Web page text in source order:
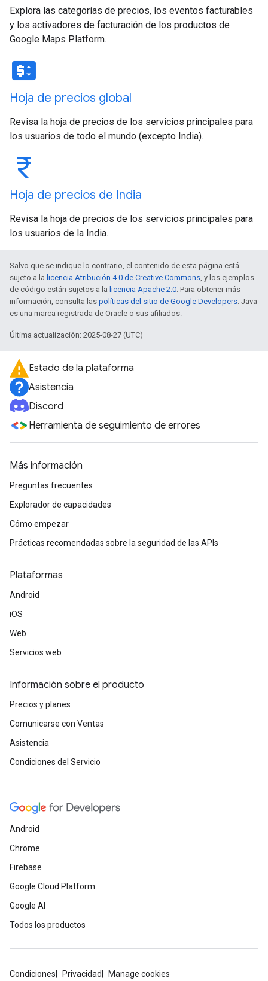
Explora las categorías de precios, los eventos facturables
y los activadores de facturación de los productos de
Google Maps Platform.
price_change
Hoja de precios global
Revisa la hoja de precios de los servicios principales para
los usuarios de todo el mundo (excepto India).
currency_rupee
Hoja de precios de India
Revisa la hoja de precios de los servicios principales para
los usuarios de la India.
Salvo que se indique lo contrario, el contenido de esta página está
sujeto a la licencia Atribución 4.0 de Creative Commons, y los ejemplos
de código están sujetos a la licencia Apache 2.0. Para obtener más
información, consulta las políticas del sitio de Google Developers. Java
es una marca registrada de Oracle o sus afiliados.
Última actualización: 2025-08-27 (UTC)
Estado de la plataforma
Asistencia
Discord
Herramienta de seguimiento de errores
Más información
Preguntas frecuentes
Explorador de capacidades
Cómo empezar
Prácticas recomendadas sobre la seguridad de las APIs
Plataformas
Android
iOS
Web
Servicios web
Información sobre el producto
Precios y planes
Comunicarse con Ventas
Asistencia
Condiciones del Servicio
Android
Chrome
Firebase
Google Cloud Platform
Google AI
Todos los productos
Condiciones Privacidad Manage cookies